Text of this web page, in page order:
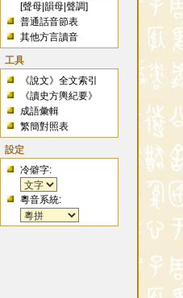
[聲母 |韻母 |聲調]
普通話音節表
其他方言讀音
工具
《說文》全文索引
《讀史方輿紀要》
成語彙輯
繁簡對照表
設定
冷僻字:
粵音系統: